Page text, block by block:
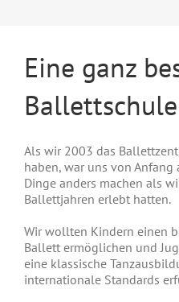
Eine ganz
Ballettschule
Als wir 2003 das
haben, war uns von
Dinge anders machen als
Ballettjahren erlebt hatten.
Wir wollten Kindern einen
Ballett ermöglichen und
eine klassische
internationale Standards